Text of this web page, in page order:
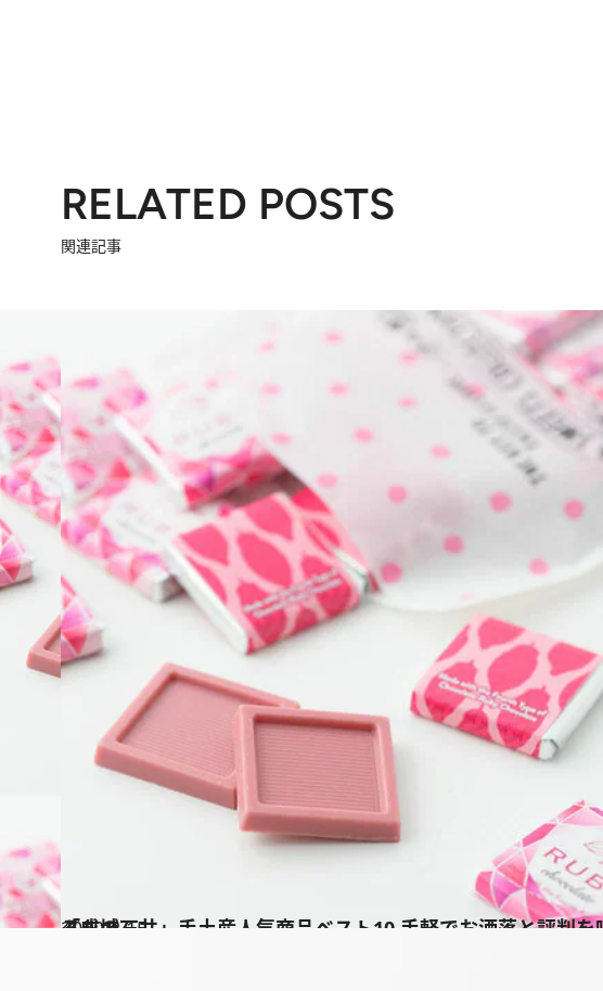
RELATED POSTS
関連記事
2020.2.15
「成城石井」手土産人気商品ベスト10 手軽でお洒落と評判を呼んでいるもの
グルメ